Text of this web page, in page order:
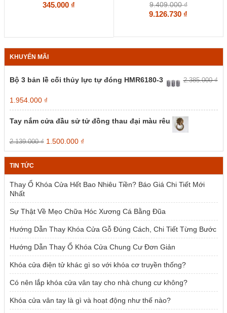
345.000 ₫ 9.409.000₫
9.126.730 ₫
KHUYẾN MÃI
Bộ 3 bản lề cối thủy lực tự đóng HMR6180-3 2.385.000₫
Giá
gốc
là:
2.385.000 ₫.
1.954.000 ₫Giá
hiện
tại
Tay nắm cửa đầu sử tử đồng thau đại màu rêu
2.139.000₫ Giá
gốc
là:
1.500.000 ₫Giá
hiện
tại
1.500.000 ₫.
TIN TỨC
Thay Ổ Khóa Cửa Hết Bao Nhiêu Tiền? Báo Giá Chi Tiết Mới
Nhất
Sự Thật Về Mẹo Chữa Hóc Xương Cá Bằng Đũa
Hướng Dẫn Thay Khóa Cửa Gỗ Đúng Cách, Chi Tiết Từng Bước
Hướng Dẫn Thay Ổ Khóa Cửa Chung Cư Đơn Giản
Khóa cửa điện tử khác gì so với khóa cơ truyền thống?
Có nên lắp khóa cửa vân tay cho nhà chung cư không?
Khóa cửa vân tay là gì và hoạt động như thế nào?